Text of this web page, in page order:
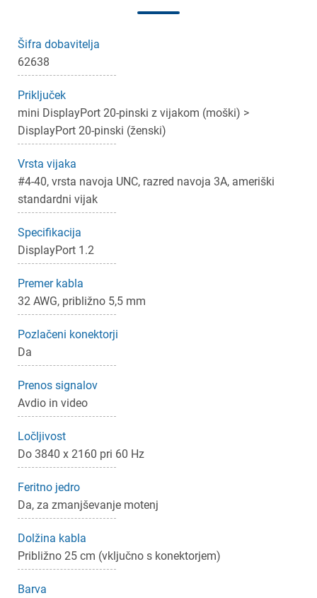
Šifra dobavitelja
62638
Priključek
mini DisplayPort 20-pinski z vijakom (moški) >
DisplayPort 20-pinski (ženski)
Vrsta vijaka
#4-40, vrsta navoja UNC, razred navoja 3A, ameriški
standardni vijak
Specifikacija
DisplayPort 1.2
Premer kabla
32 AWG, približno 5,5 mm
Pozlačeni konektorji
Da
Prenos signalov
Avdio in video
Ločljivost
Do 3840 x 2160 pri 60 Hz
Feritno jedro
Da, za zmanjševanje motenj
Dolžina kabla
Približno 25 cm (vključno s konektorjem)
Barva
Prijava